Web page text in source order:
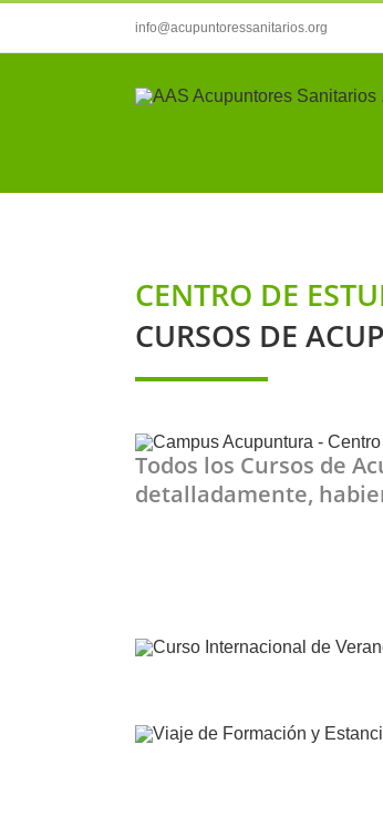
info@acupuntoressanitarios.org
CENTRO DE
CURSOS DE
Todos los Cursos de
detalladamente,